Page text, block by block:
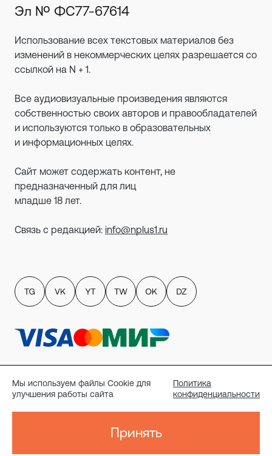
Мы используем файлы Cookie для
улучшения работы сайта
Политика
конфиденциальности
Принять
Эл № ФС77-67614
Использование всех текстовых материалов без
изменений в некоммерческих целях разрешается со
ссылкой на N + 1.
Все аудиовизуальные произведения являются
собственностью своих авторов и правообладателей
и используются только в образовательных
и информационных целях.
Сайт может содержать контент, не
предназначенный для лиц
младше 18 лет.
Связь с редакцией: info@nplus1.ru
пользователей сайта
Публичный договор-оферта
Согласие на рассылку